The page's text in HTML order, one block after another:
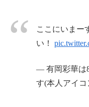
ここにいまー
い！
— 有岡彩華は
す(本人アイコ